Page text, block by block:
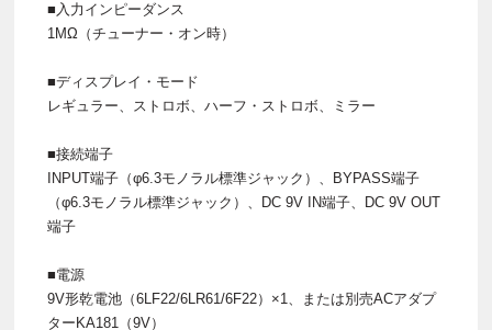
■入力インピーダンス
1MΩ（チューナー・オン時）
■ディスプレイ・モード
レギュラー、ストロボ、ハーフ・ストロボ、ミラー
■接続端子
INPUT端子（φ6.3モノラル標準ジャック）、BYPASS端子
（φ6.3モノラル標準ジャック）、DC 9V IN端子、DC 9V OUT
端子
■電源
9V形乾電池（6LF22/6LR61/6F22）×1、または別売ACアダプ
ターKA181（9V）